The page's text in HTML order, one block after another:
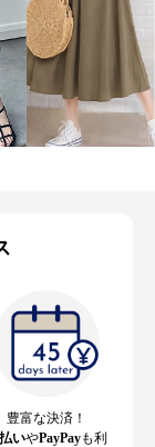
豊富な決済！
いやPayPayも利